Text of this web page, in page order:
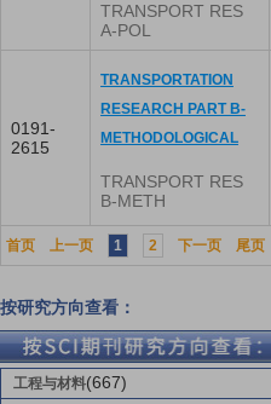
TRANSPORT RES
A-POL
0191-
2615
TRANSPORTATION
RESEARCH PART B-
METHODOLOGICAL
TRANSPORT RES
B-METH
首页 上一页 1 2 下一页 尾页
按研究方向查看：
工程与材料(667)